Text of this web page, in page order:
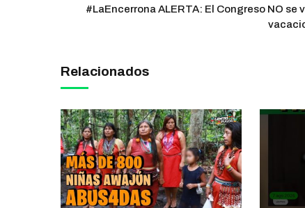
#LaEncerrona ALERTA: El Congreso NO se
Relacionados